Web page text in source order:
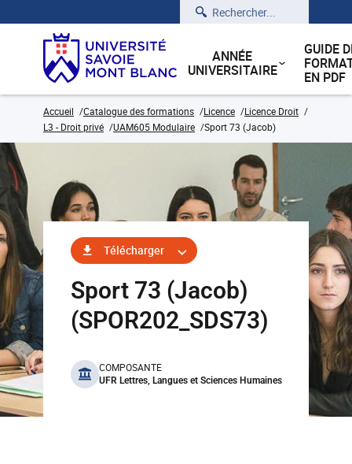
Rechercher
ANNÉE
UNIVERSITAIRE
GUIDE
EN PDF
Accueil Catalogue des formations Licence
Licence Droit
L3 - Droit privé
UAM605 Modulaire Sport 73 (Jacob)
Télécharger
Sport 73 (Jacob)
(SPOR202_SDS73)
benefits
COMPOSANTE
UFR Lettres, Langues et Sciences Humaines